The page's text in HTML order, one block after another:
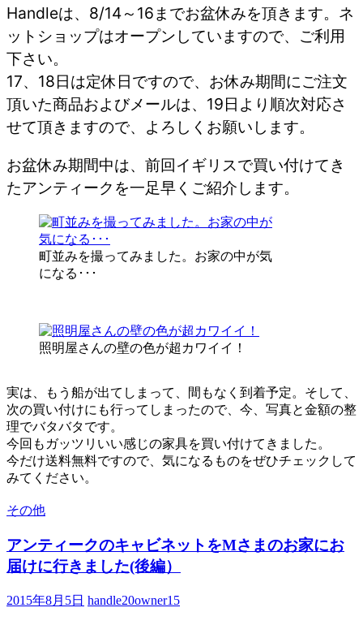
Handleは、8/14～16までお盆休みを頂きます。ネ
ットショップはオープンしていますので、ご利用
下さい。
17、18日は定休日ですので、お休み期間にご注文
頂いた商品およびメールは、19日より順次対応さ
せて頂きますので、よろしくお願いします。
お盆休み期間中は、前回イギリスで買い付けてき
たアンティークを一足早くご紹介します。
町並みを撮ってみました。お家の中が気
になる･･･
照明屋さんの壁の色が超カワイイ！
実は、もう船が出てしまって、間もなく到着予定。そして、
次の買い付けにも行ってしまったので、今、写真と金額の整
理でバタバタです。
今回もガッツリいい感じの家具を買い付けてきました。
今だけ送料無料ですので、気になるものをぜひチェックして
みてください。
その他
アンティークのキャビネットをMさまのお家にお
届けに行きました(後編）
2015年8月5日 handle20owner15